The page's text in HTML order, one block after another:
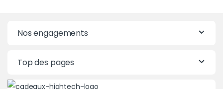
Nos engagements
Top des pages